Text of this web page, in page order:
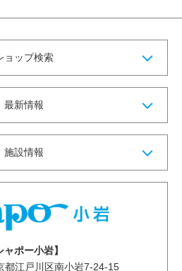
ョップ検索
最新情報
施設情報
ャポー小岩】
都江戸川区南小岩7-24-15